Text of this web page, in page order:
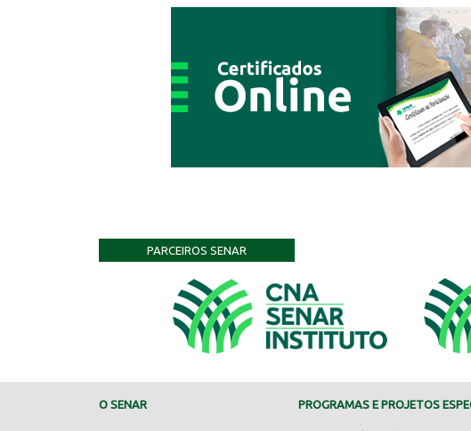
PARCEIROS SENAR
O SENAR PROGRAMAS E PROJETOS